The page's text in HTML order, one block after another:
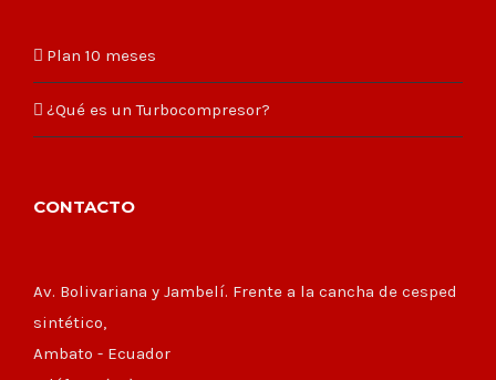
Plan 10 meses
¿Qué es un Turbocompresor?
CONTACTO
Av. Bolivariana y Jambelí. Frente a la cancha de cesped
sintético,
Ambato - Ecuador